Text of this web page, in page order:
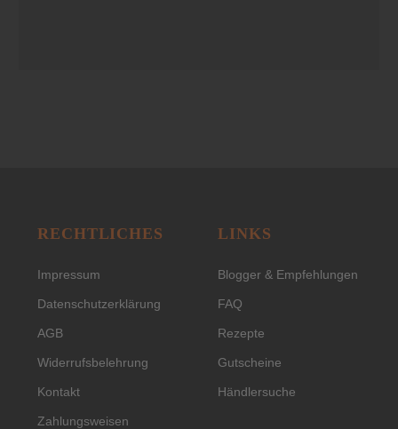
RECHTLICHES
Impressum
Datenschutzerklärung
AGB
Widerrufsbelehrung
Kontakt
Zahlungsweisen
LINKS
Blogger & Empfehlungen
FAQ
Rezepte
Gutscheine
Händlersuche